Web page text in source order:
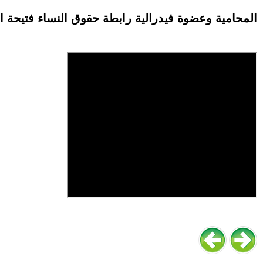
المحامية وعضوة فيدرالية رابطة حقوق النساء فتيحة